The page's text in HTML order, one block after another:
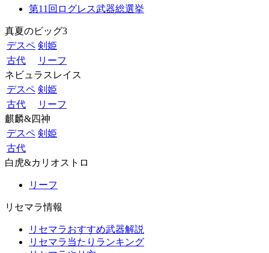
第11回ログレス武器総選挙
真夏のビッグ3
デスペ 剣姫
古代
リーフ
ネビュラスレイス
デスペ 剣姫
古代
リーフ
麒麟&四神
デスペ 剣姫
古代
白虎&カリオストロ
リーフ
リセマラ情報
リセマラおすすめ武器解説
リセマラ当たりランキング